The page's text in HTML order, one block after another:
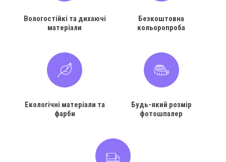
Вологостійкі та дихаючі
матеріали
Безкоштовна
кольоропроба
Екологічні матеріали та
фарби
Будь-який розмір
фотошпалер